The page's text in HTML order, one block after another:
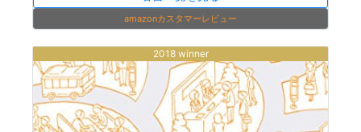
amazonカスタマーレビュー
2018 winner